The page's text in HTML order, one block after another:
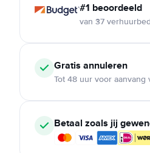
#1 beoordeeld
van 37
Gratis annuleren
Tot 48 uur voor
Betaal zoals jij